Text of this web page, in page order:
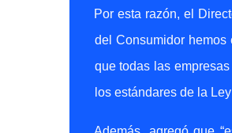
Por esta razón, el
del Consumidor hemos
que todas las
los estándares de la